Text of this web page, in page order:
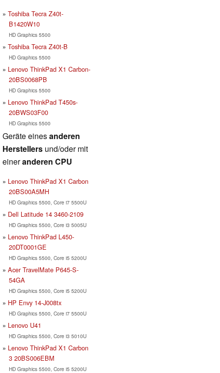
Toshiba Tecra Z40t-
B1420W10
HD Graphics 5500
Toshiba Tecra Z40t-B
HD Graphics 5500
Lenovo ThinkPad X1 Carbon-
20BS0068PB
HD Graphics 5500
Lenovo ThinkPad T450s-
20BWS03F00
HD Graphics 5500
Geräte einesanderen
Herstellers und/oder mit
eineranderen CPU
Lenovo ThinkPad X1 Carbon
20BS00A5MH
HD Graphics 5500, Core i7 5500U
Dell Latitude 14 3460-2109
HD Graphics 5500, Core i3 5005U
Lenovo ThinkPad L450-
20DT0001GE
HD Graphics 5500, Core i5 5200U
Acer TravelMate P645-S-
54GA
HD Graphics 5500, Core i5 5200U
HP Envy 14-J008tx
HD Graphics 5500, Core i7 5500U
Lenovo U41
HD Graphics 5500, Core i3 5010U
Lenovo ThinkPad X1 Carbon
3 20BS006EBM
HD Graphics 5500, Core i5 5200U